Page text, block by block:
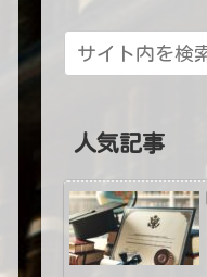
人気記事